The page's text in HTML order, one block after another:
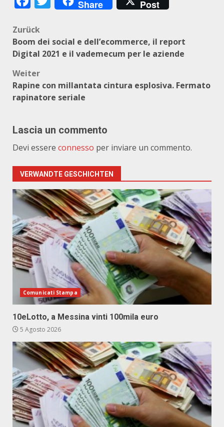
Share Post
Beitragsnavigation
Zurück
Boom dei social e dell’ecommerce, il report
Digital 2021 e il vademecum per le aziende
Weiter
Rapine con millantata cintura esplosiva. Fermato
rapinatore seriale
Lascia un commento
Devi essere connesso per inviare un commento.
VERWANDTE GESCHICHTEN
Comunicati Stampa
10eLotto, a Messina vinti 100mila euro
5 Agosto 2026